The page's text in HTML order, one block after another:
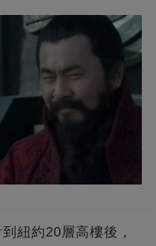
紐約20層高樓後，